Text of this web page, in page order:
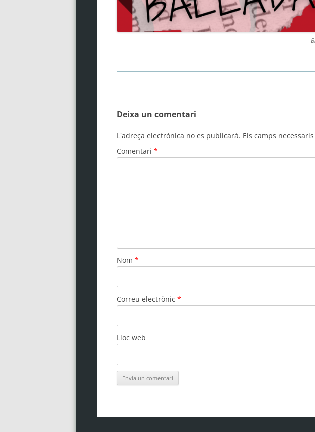
Deixa un comentari
L'adreça electrònica no es publicarà. Els camps
Comentari *
Nom *
Correu electrònic *
Lloc web